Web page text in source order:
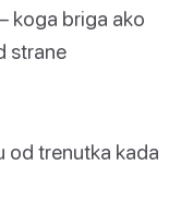
koga briga ako
strane
od trenutka kada